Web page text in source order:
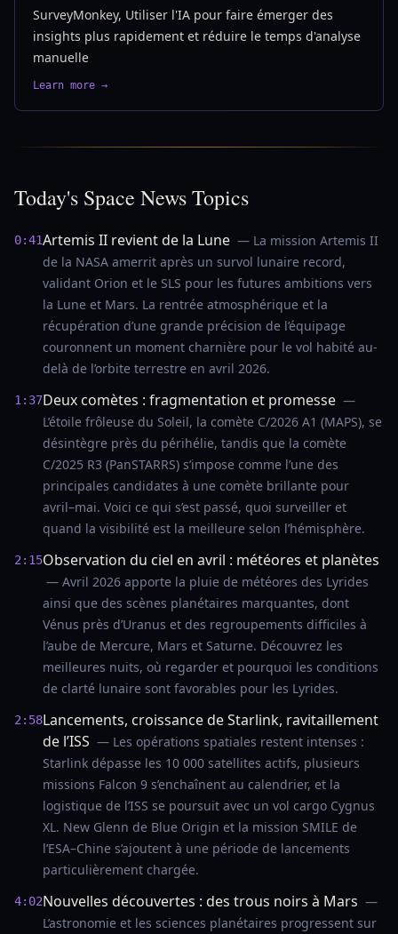
SurveyMonkey, Utiliser l'IA pour faire émerger des
insights plus rapidement et réduire le temps d'analyse
manuelle
Learn more →
Today's Space News Topics
0:41Artemis II revient de la Lune — La mission Artemis II
de la NASA amerrit après un survol lunaire record,
validant Orion et le SLS pour les futures ambitions vers
la Lune et Mars. La rentrée atmosphérique et la
récupération d’une grande précision de l’équipage
couronnent un moment charnière pour le vol habité au-
delà de l’orbite terrestre en avril 2026.
1:37Deux comètes : fragmentation et promesse —
L’étoile frôleuse du Soleil, la comète C/2026 A1 (MAPS), se
désintègre près du périhélie, tandis que la comète
C/2025 R3 (PanSTARRS) s’impose comme l’une des
principales candidates à une comète brillante pour
avril–mai. Voici ce qui s’est passé, quoi surveiller et
quand la visibilité est la meilleure selon l’hémisphère.
2:15Observation du ciel en avril : météores et planètes
— Avril 2026 apporte la pluie de météores des Lyrides
ainsi que des scènes planétaires marquantes, dont
Vénus près d’Uranus et des regroupements difficiles à
l’aube de Mercure, Mars et Saturne. Découvrez les
meilleures nuits, où regarder et pourquoi les conditions
de clarté lunaire sont favorables pour les Lyrides.
2:58Lancements, croissance de Starlink, ravitaillement
de l’ISS — Les opérations spatiales restent intenses :
Starlink dépasse les 10 000 satellites actifs, plusieurs
missions Falcon 9 s’enchaînent au calendrier, et la
logistique de l’ISS se poursuit avec un vol cargo Cygnus
XL. New Glenn de Blue Origin et la mission SMILE de
l’ESA–Chine s’ajoutent à une période de lancements
particulièrement chargée.
4:02Nouvelles découvertes : des trous noirs à Mars —
L’astronomie et les sciences planétaires progressent sur